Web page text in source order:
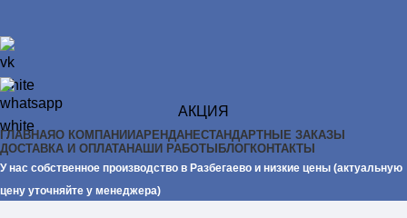
АКЦИЯ
ГЛАВНАЯО КОМПАНИИАРЕНДАНЕСТАНДАРТНЫЕ ЗАКАЗЫ
ДОСТАВКА И ОПЛАТАНАШИ РАБОТЫ БЛОГКОНТАКТЫ
У нас собственное производство в Разбегаево и низкие цены (актуальную
цену уточняйте у менеджера)